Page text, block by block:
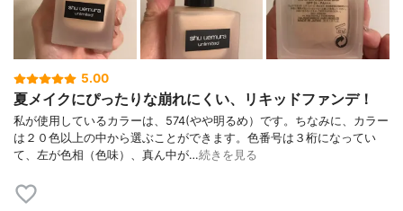
5.00
夏メイクにぴったりな崩れにくい、リキッドファンデ！
私が使用しているカラーは、574(やや明るめ）です。ちなみに、カラー
は２０色以上の中から選ぶことができます。色番号は３桁になってい
て、左が色相（色味）、真ん中が…続きを見る